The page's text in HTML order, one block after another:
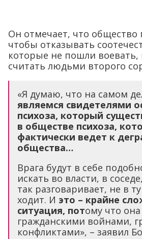
Он отмечает, что общество
чтобы отказывать
которые не пошли воевать,
считать людьми второго
«Я думаю, что на самом
являемся свидетелями
психоза, который
в обществе психоза,
фактически ведет к
общества…
Врага будут в себе
искать во власти, в
так разговаривает, не в
ходит. И это – крайне
ситуация, потому что
гражданскими войнами,
конфликтами», – заявил